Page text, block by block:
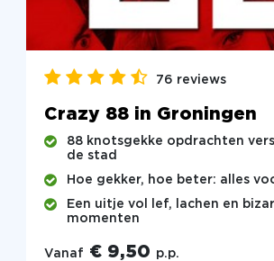
76 reviews
Crazy 88 in Groningen
88 knotsgekke opdrachten
de stad
Hoe gekker, hoe beter: alles
Een uitje vol lef, lachen en
momenten
Vanaf € 9,50 p.p.